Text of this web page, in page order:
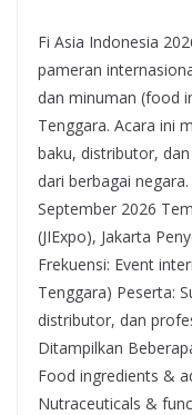
Fi Asia Indonesia
pameran
dan minuman (food
Tenggara. Acara ini
baku, distributor,
dari berbagai
September 2026
(JIExpo), Jakarta
Frekuensi: Event
Tenggara) Peserta:
distributor, dan
Ditampilkan
Food ingredients &
Nutraceuticals &